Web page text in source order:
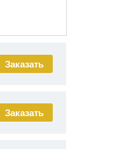
Заказать
Заказать